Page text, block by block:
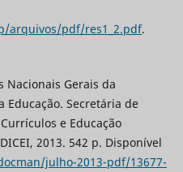
arquivos/pdf/res1_2.pdf.
Nacionais Gerais da
Educação. Secretária de
e Educação
2013. 542 p. Disponível
julho-2013-pdf/13677-